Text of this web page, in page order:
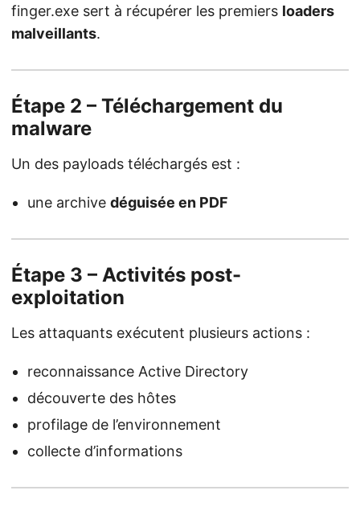
finger.exe sert à récupérer les premiers loaders
malveillants.
Étape 2 – Téléchargement du
malware
Un des payloads téléchargés est :
une archive déguisée en PDF
Étape 3 – Activités post-
exploitation
Les attaquants exécutent plusieurs actions :
reconnaissance Active Directory
découverte des hôtes
profilage de l’environnement
collecte d’informations